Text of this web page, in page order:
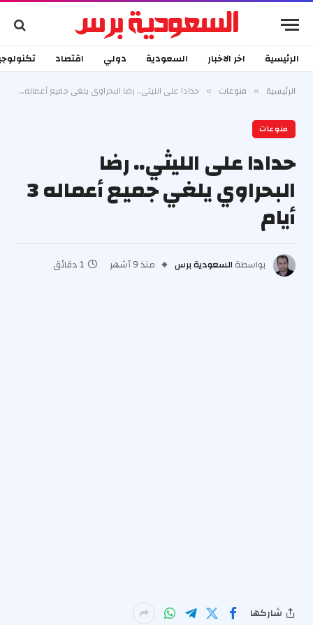
الرئيسية اخر الاخبار السعودية دولي اقتصاد
الرئيسية » منوعات » حدادا على الليثي.. رضا البحراوي يلغي جميع أعماله 3 أيام
منوعات
حدادا على الليثي.. رضا
البحراوي يلغي جميع أعماله 3
أيام
بواسطة السعودية برس منذ 9 أشهر 1 دقائق
شاركها